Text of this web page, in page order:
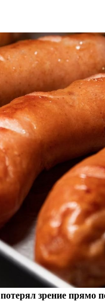
зрение прямо